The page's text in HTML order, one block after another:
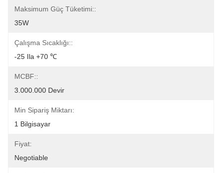
Maksimum Güç Tüketimi::
35W
Çalışma Sıcaklığı::
-25 Ila +70 ℃
MCBF::
3.000.000 Devir
Min Sipariş Miktarı:
1 Bilgisayar
Fiyat:
Negotiable